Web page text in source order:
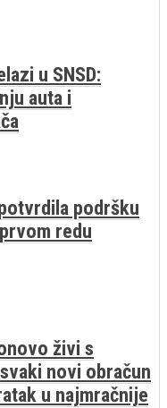
u SNSD:
auta i
podršku
redu
živi s
novi obračun
u najmračnije